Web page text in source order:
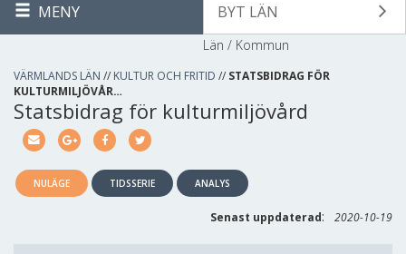
MENY BYT LÄN
Län / Kommun
VÄRMLANDS LÄN // KULTUR OCH FRITID // STATSBIDRAG FÖR
KULTURMILJÖVÅR…
Statsbidrag för kulturmiljövård
NULÄGE TIDSSERIE ANALYS
Senast uppdaterad: 2020-10-19